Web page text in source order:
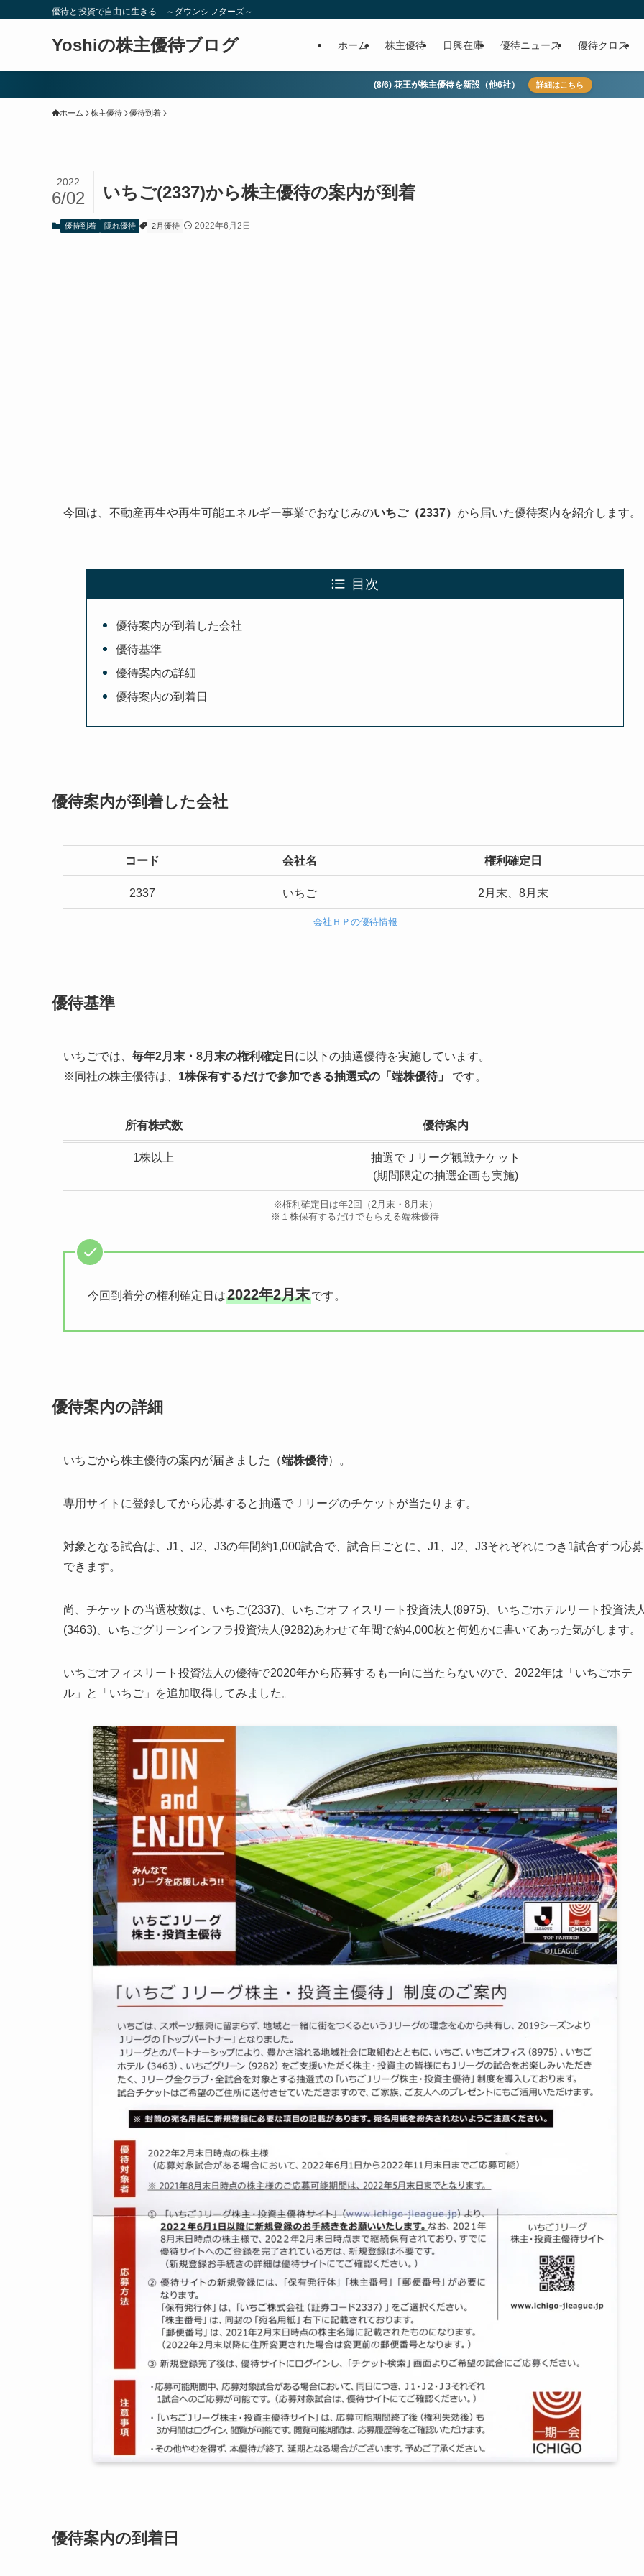
優待と投資で自由に生きる ～ダウンシフターズ～
Yoshiの株主優待ブログ ホーム 株主優待 日興在庫 優待ニュース 優待クロス
(8/6) 花王が株主優待を新設（他6社） 詳細はこちら
ホーム 株主優待 優待到着
いちご(2337)から株主優待の案内が到着
2022
6/02
優待到着 隠れ優待 2月優待 2022年6月2日
今回は、不動産再生や再生可能エネルギー事業でおなじみのいちご（2337） から届いた優待案内を紹介します。
目次
優待案内が到着した会社
優待基準
優待案内の詳細
優待案内の到着日
優待案内が到着した会社
コード 会社名 権利確定日
2337 いちご 2月末、8月末
会社ＨＰの優待情報
優待基準
いちごでは、 毎年2月末・8月末の権利確定日 に以下の抽選優待を実施しています。
※同社の株主優待は、 1株保有するだけで参加できる抽選式の「端株優待」 です。
所有株式数 優待案内
1株以上
抽選でＪリーグ観戦チケット
(期間限定の抽選企画も実施)
※権利確定日は年2回（2月末・8月末）
※１株保有するだけでもらえる端株優待
今回到着分の権利確定日は2022年2月末です。
優待案内の詳細
いちごから株主優待の案内が届きました（端株優待）。
専用サイトに登録してから応募すると抽選でＪリーグのチケットが当たります。
対象となる試合は、J1、J2、J3の年間約1,000試合で、試合日ごとに、J1、J2、J3それぞれにつき1試合ずつ応募
できます。
尚、チケットの当選枚数は、いちご(2337)、いちごオフィスリート投資法人(8975)、いちごホテルリート投資法人
(3463)、いちごグリーンインフラ投資法人(9282)あわせて年間で約4,000枚と何処かに書いてあった気がします。
いちごオフィスリート投資法人の優待で2020年から応募するも一向に当たらないので、2022年は「いちごホテ
ル」と「いちご」を追加取得してみました。
優待案内の到着日